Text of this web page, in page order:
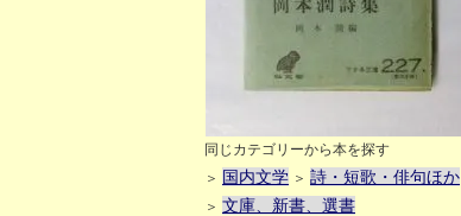
同じカテゴリーから本を探す
＞ 国内文学 ＞ 詩・短歌・俳句ほか
＞ 文庫、新書、選書